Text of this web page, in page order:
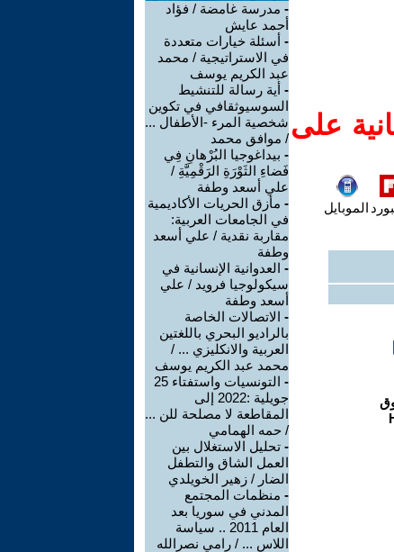
على
الموبايل
- مدرسة غامضة / فؤاد
أحمد عايش
- أسئلة خيارات متعددة
في الاستراتيجية / محمد
عبد الكريم يوسف
- أية رسالة للتنشيط
السوسيوثقافي في تكوين
شخصية المرء -الأطفال ...
/ موافق محمد
- بيداغوجيا البُرْهانِ فِي
فَضاءِ الثَوْرَةِ الرَقْمِيَّةِ /
علي أسعد وطفة
- مأزق الحريات الأكاديمية
في الجامعات العربية:
مقاربة نقدية / علي أسعد
وطفة
- العدوانية الإنسانية في
سيكولوجيا فرويد / علي
أسعد وطفة
- الاتصالات الخاصة
بالراديو البحري باللغتين
العربية والانكليزي ... /
محمد عبد الكريم يوسف
-
التونسيات واستفتاء 25
جويلية :2022 إلى
المقاطعة لا مصلحة للن ...
/ حمه الهمامي
- تحليل الاستغلال بين
العمل الشاق والتطفل
الضار / زهير الخويلدي
- منظمات المجتمع
المدني في سوريا بعد
العام 2011 .. سياسة
اللاس ... / رامي نصرالله